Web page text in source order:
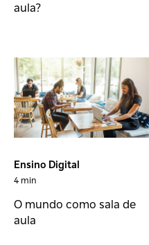
aula?
Ensino Digital
4 min
O mundo como sala de
aula